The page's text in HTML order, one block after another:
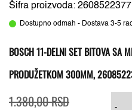
Šifra proizvoda: 2608522377
Dostupno odmah - Dostava 3-5
BOSCH 11-DELNI SET BITOVA SA
PRODUŽETKOM 300MM,
1.380,00RSDcena
cena
-